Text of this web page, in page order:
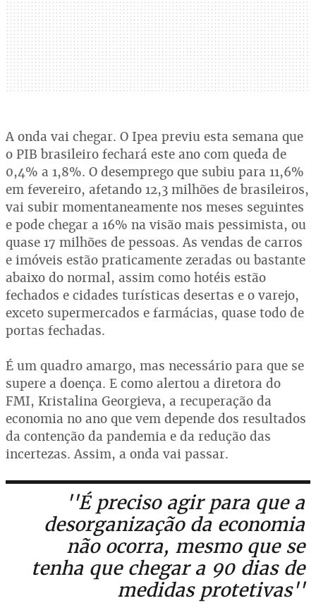
A onda vai chegar. O Ipea previu esta semana que
o PIB brasileiro fechará este ano com queda de
0,4% a 1,8%. O desemprego que subiu para 11,6%
em fevereiro, afetando 12,3 milhões de brasileiros,
vai subir momentaneamente nos meses seguintes
e pode chegar a 16% na visão mais pessimista, ou
quase 17 milhões de pessoas. As vendas de carros
e imóveis estão praticamente zeradas ou bastante
abaixo do normal, assim como hotéis estão
fechados e cidades turísticas desertas e o varejo,
exceto supermercados e farmácias, quase todo de
portas fechadas.
É um quadro amargo, mas necessário para que se
supere a doença. E como alertou a diretora do
FMI, Kristalina Georgieva, a recuperação da
economia no ano que vem depende dos resultados
da contenção da pandemia e da redução das
incertezas. Assim, a onda vai passar.
''É preciso agir para que a
desorganização da economia
não ocorra, mesmo que se
tenha que chegar a 90 dias de
medidas protetivas''